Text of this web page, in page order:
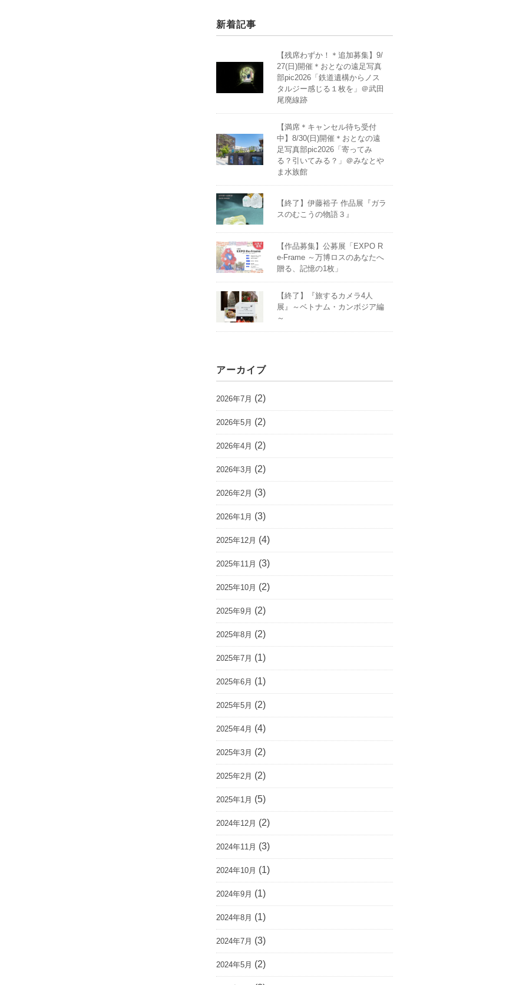
新着記事
【残席わずか！＊追加募集】9/
27(日)開催＊おとなの遠足写真
部pic2026「鉄道遺構からノス
タルジー感じる１枚を」＠武田
尾廃線跡
【満席＊キャンセル待ち受付
中】8/30(日)開催＊おとなの遠
足写真部pic2026「寄ってみ
る？引いてみる？」＠みなとや
ま水族館
【終了】伊藤裕子 作品展『ガラ
スのむこうの物語３』
【作品募集】公募展「EXPO R
e-Frame ～万博ロスのあなたへ
贈る、記憶の1枚」
【終了】『旅するカメラ4人
展』～ベトナム・カンボジア編
～
アーカイブ
2026年7月 (2)
2026年5月 (2)
2026年4月 (2)
2026年3月 (2)
2026年2月 (3)
2026年1月 (3)
2025年12月 (4)
2025年11月 (3)
2025年10月 (2)
2025年9月 (2)
2025年8月 (2)
2025年7月 (1)
2025年6月 (1)
2025年5月 (2)
2025年4月 (4)
2025年3月 (2)
2025年2月 (2)
2025年1月 (5)
2024年12月 (2)
2024年11月 (3)
2024年10月 (1)
2024年9月 (1)
2024年8月 (1)
2024年7月 (3)
2024年5月 (2)